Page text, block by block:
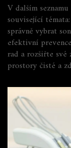
V dalším
související
správně vybrat
efektivní
rad a rozšiřte
prostory čisté a